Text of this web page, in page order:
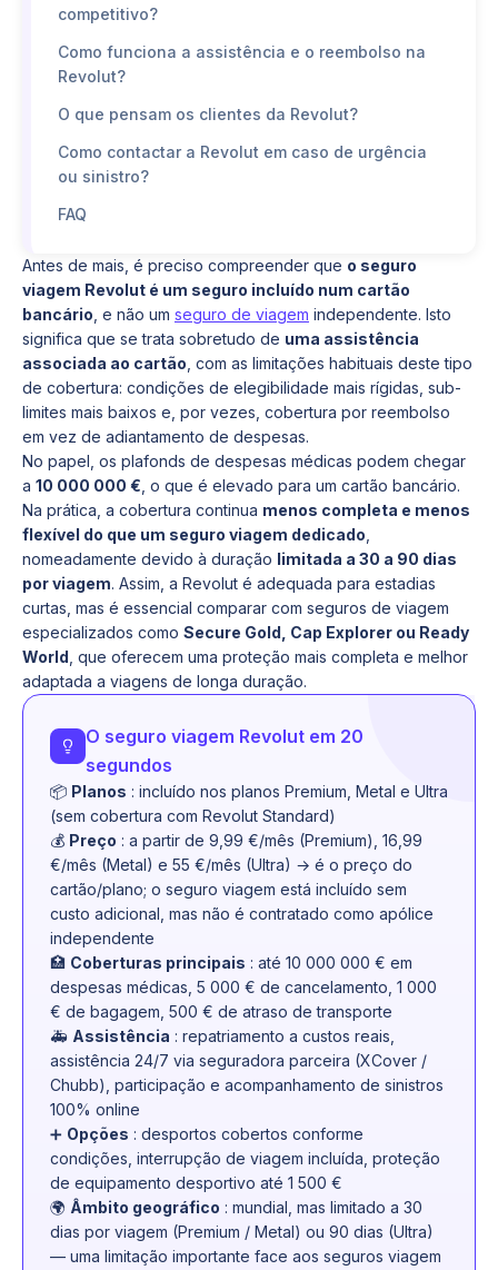
Antes de mais, é preciso compreender que o seguro
viagem Revolut é um seguro incluído num cartão
bancário , e não um seguro de viagem independente. Isto
significa que se trata sobretudo de uma assistência
associada ao cartão , com as limitações habituais deste tipo
de cobertura: condições de elegibilidade mais rígidas, sub-
limites mais baixos e, por vezes, cobertura por reembolso
em vez de adiantamento de despesas.
No papel, os plafonds de despesas médicas podem chegar
a 10 000 000 € , o que é elevado para um cartão bancário.
Na prática, a cobertura continua menos completa e menos
flexível do que um seguro viagem dedicado
nomeadamente devido à duração limitada a 30 a 90 dias
por viagem. Assim, a Revolut é adequada para estadias
curtas, mas é essencial comparar com seguros de viagem
especializados como Secure Gold, Cap Explorer ou Ready
World , que oferecem uma proteção mais completa e melhor
adaptada a viagens de longa duração.
O seguro viagem Revolut em 20
segundos
📦 Planos : incluído nos planos Premium, Metal e Ultra
(sem cobertura com Revolut Standard)
💰 Preço : a partir de 9,99 €/mês (Premium), 16,99
€/mês (Metal) e 55 €/mês (Ultra) → é o preço do
cartão/plano; o seguro viagem está incluído sem
custo adicional, mas não é contratado como apólice
independente
🏥 Coberturas principais : até 10 000 000 € em
despesas médicas, 5 000 € de cancelamento, 1 000
€ de bagagem, 500 € de atraso de transporte
🚑 Assistência : repatriamento a custos reais,
assistência 24/7 via seguradora parceira (XCover /
Chubb), participação e acompanhamento de sinistros
100% online
➕ Opções : desportos cobertos conforme
condições, interrupção de viagem incluída, proteção
de equipamento desportivo até 1 500 €
🌍 Âmbito geográfico : mundial, mas limitado a 30
dias por viagem (Premium / Metal) ou 90 dias (Ultra)
— uma limitação importante face aos seguros viagem
competitivo?
Como funciona a assistência e o reembolso na
Revolut?
O que pensam os clientes da Revolut?
Como contactar a Revolut em caso de urgência
ou sinistro?
FAQ